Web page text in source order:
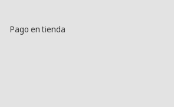
Pago en tienda